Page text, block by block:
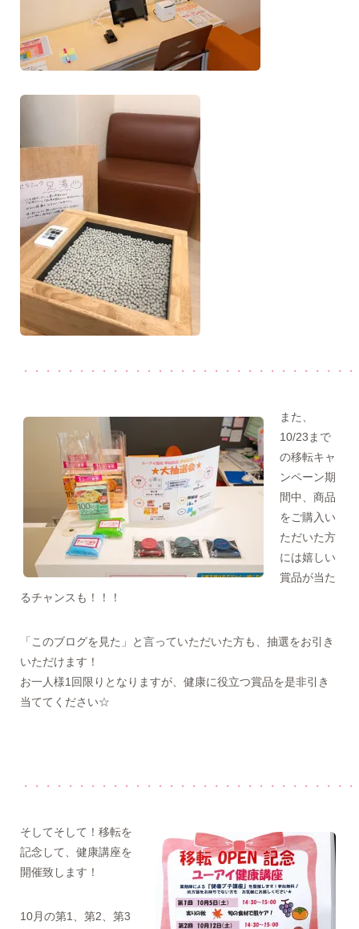
・・・・・・・・・・・・・・・・・・・・・・・・・・・・・
また、
10/23まで
の移転キャ
ンペーン期
間中、商品
をご購入い
ただいた方
には嬉しい
賞品が当た
るチャンスも！！！
「このブログを見た」と言っていただいた方も、抽選をお引き
いただけます！
お一人様1回限りとなりますが、健康に役立つ賞品を是非引き
当ててください☆
・・・・・・・・・・・・・・・・・・・・・・・・・・・・・
そしてそして！移転を
記念して、健康講座を
開催致します！
10月の第1、第2、第3